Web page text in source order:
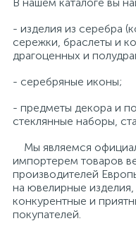
- изделия из серебра
сережки, браслеты и
драгоценных и
- серебряные иконы;
- предметы декора и
стеклянные наборы,
Мы являемся
импортерем товаров
производителей
на ювелирные
конкурентные и
покупателей.
Серебряные
Серебряные
Серебряные
Серебряные
Золотые
Золотые цепи